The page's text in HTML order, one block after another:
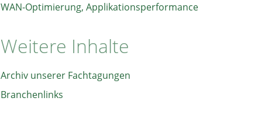
WAN-Optimierung, Applikationsperformance
Weitere Inhalte
Archiv unserer Fachtagungen
Branchenlinks